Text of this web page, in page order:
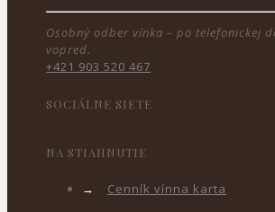
Osobný odber vínka – po telefonickej
vopred.
+421 903 520 467
SOCIÁLNE SIETE
NA STIAHNUTIE
→
Cenník vínna karta